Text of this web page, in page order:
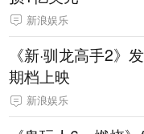
新浪娱乐
《新·驯龙高手2》
期档上映
新浪娱乐